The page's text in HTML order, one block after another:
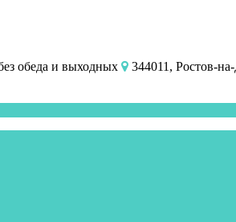
обеда и выходных 344011, Ростов-